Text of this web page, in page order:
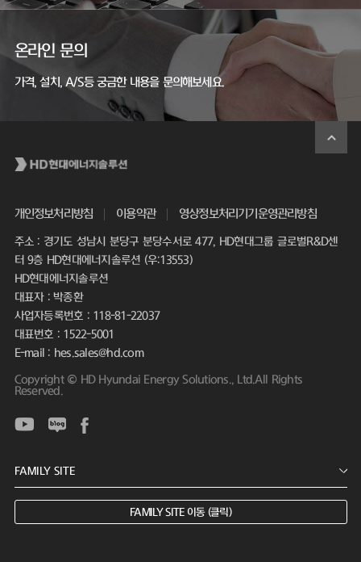
온라인 문의
가격, 설치, A/S등 궁금한 내용을 문의해보세요.
개인정보처리방침 이용약관 영상정보처리기기운영관리방침
주소 : 경기도 성남시 분당구 분당수서로 477, HD현대그룹 글로벌R&D센
터 9층 HD현대에너지솔루션 (우:13553)
HD현대에너지솔루션
대표자 : 박종환
사업자등록번호 : 118-81-22037
대표번호 : 1522-5001
E-mail : hes.sales@hd.com
Copyright © HD Hyundai Energy Solutions., Ltd.All Rights
Reserved.
FAMILY SITE 이동 (클릭)